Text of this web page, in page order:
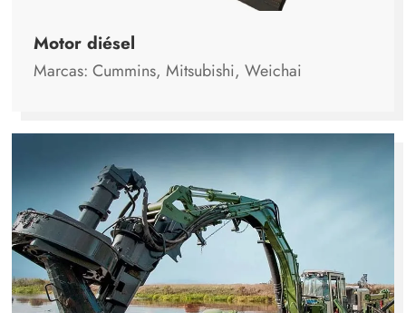
Motor diésel
Marcas: Cummins, Mitsubishi, Weichai